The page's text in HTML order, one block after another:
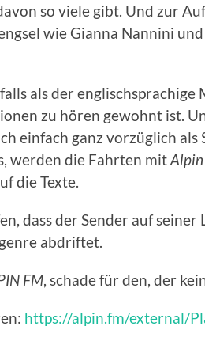
so viele gibt. Und zur
wie Gianna Nannini
als der
zu hören gewohnt ist.
einfach ganz vorzüglich als
werden die Fahrten mit
die Texte.
dass der Sender auf
abdriftet.
FM, schade für den, der
https://alpin.fm/external/